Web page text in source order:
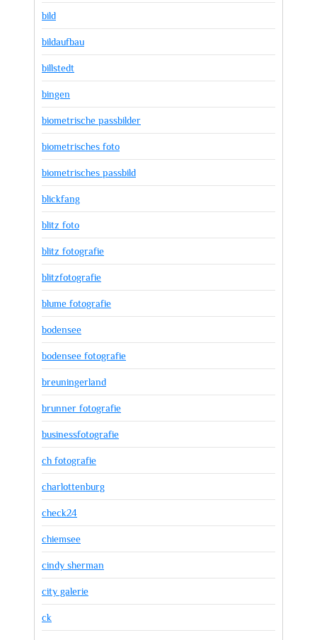
bild
bildaufbau
billstedt
bingen
biometrische passbilder
biometrisches foto
biometrisches passbild
blickfang
blitz foto
blitz fotografie
blitzfotografie
blume fotografie
bodensee
bodensee fotografie
breuningerland
brunner fotografie
businessfotografie
ch fotografie
charlottenburg
check24
chiemsee
cindy sherman
city galerie
ck